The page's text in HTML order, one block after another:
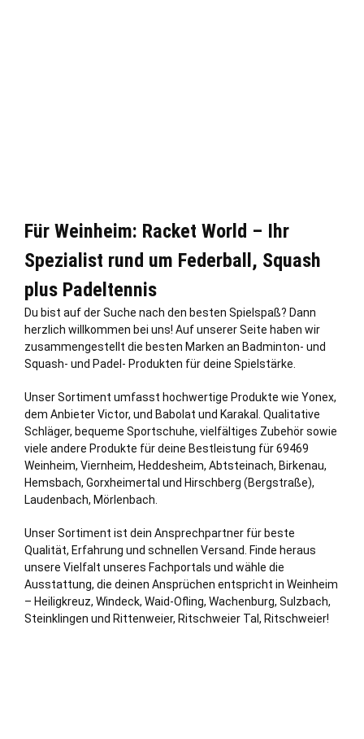
Für Weinheim: Racket World – Ihr
Spezialist rund um Federball, Squash
plus Padeltennis
Du bist auf der Suche nach den besten Spielspaß? Dann
herzlich willkommen bei uns! Auf unserer Seite haben wir
zusammengestellt die besten Marken an Badminton- und
Squash- und Padel- Produkten für deine Spielstärke.
Unser Sortiment umfasst hochwertige Produkte wie Yonex,
dem Anbieter Victor, und Babolat und Karakal. Qualitative
Schläger, bequeme Sportschuhe, vielfältiges Zubehör sowie
viele andere Produkte für deine Bestleistung für 69469
Weinheim, Viernheim, Heddesheim, Abtsteinach, Birkenau,
Hemsbach, Gorxheimertal und Hirschberg (Bergstraße),
Laudenbach, Mörlenbach.
Unser Sortiment ist dein Ansprechpartner für beste
Qualität, Erfahrung und schnellen Versand. Finde heraus
unsere Vielfalt unseres Fachportals und wähle die
Ausstattung, die deinen Ansprüchen entspricht in Weinheim
– Heiligkreuz, Windeck, Waid-Ofling, Wachenburg, Sulzbach,
Steinklingen und Rittenweier, Ritschweier Tal, Ritschweier!